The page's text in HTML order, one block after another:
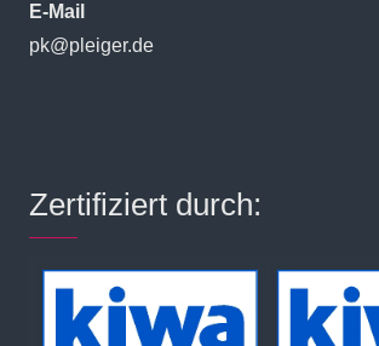
E-Mail
pk@pleiger.de
Zertifiziert durch: